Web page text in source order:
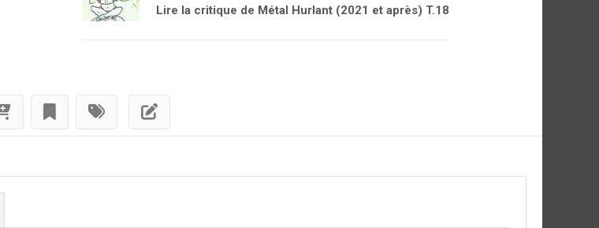
Lire la critique de Métal Hurlant (2021 et après) T.18